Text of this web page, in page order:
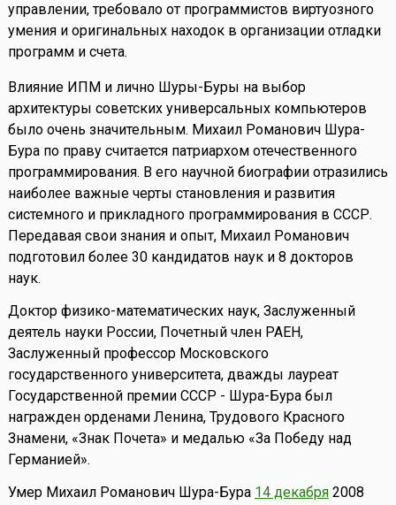
управлении, требовало от программистов виртуозного
умения и оригинальных находок в организации отладки
программ и счета.
Влияние ИПМ и лично Шуры-Буры на выбор
архитектуры советских универсальных компьютеров
было очень значительным. Михаил Романович Шура-
Бура по праву считается патриархом отечественного
программирования. В его научной биографии отразились
наиболее важные черты становления и развития
системного и прикладного программирования в СССР.
Передавая свои знания и опыт, Михаил Романович
подготовил более 30 кандидатов наук и 8 докторов
наук.
Доктор физико-математических наук, Заслуженный
деятель науки России, Почетный член РАЕН,
Заслуженный профессор Московского
государственного университета, дважды лауреат
Государственной премии СССР - Шура-Бура был
награжден орденами Ленина, Трудового Красного
Знамени, «Знак Почета» и медалью «За Победу над
Германией».
Умер Михаил Романович Шура-Бура 14 декабря2008